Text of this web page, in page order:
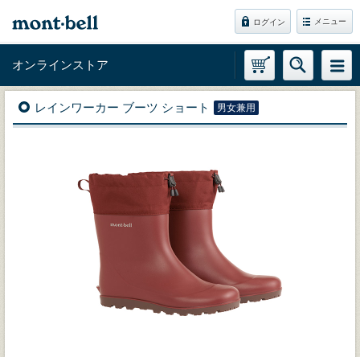
ログイン メニュー
オンラインストア
レインワーカー ブーツ ショート 男女兼用